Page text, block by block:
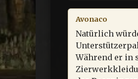
Avonaco
Natürlich
Während er in